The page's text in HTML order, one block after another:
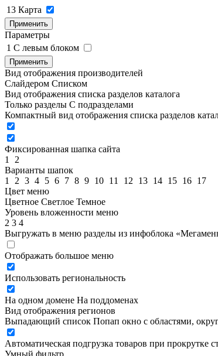
13 Карта
Применить
Параметры
1 C левым блоком
Применить
Вид отображения производителей
Слайдером Списком
Вид отображения списка разделов каталога
Только разделы С подразделами
Компактный вид отображения списка разделов
Фиксированная шапка сайта
1
2
Варианты шапок
1
2 3 4 5 6 7 8 9 10 11 12 13 14 15 16 17
Цвет меню
Цветное Светлое Темное
Уровень вложенности меню
2 3 4
Выгружать в меню разделы из инфоблока
Отображать большое меню
Использовать региональность
На одном домене На поддоменах
Вид отображения регионов
Выпадающий список Попап окно c областями,
Автоматическая подгрузка товаров при прокрутке
Умный фильтр